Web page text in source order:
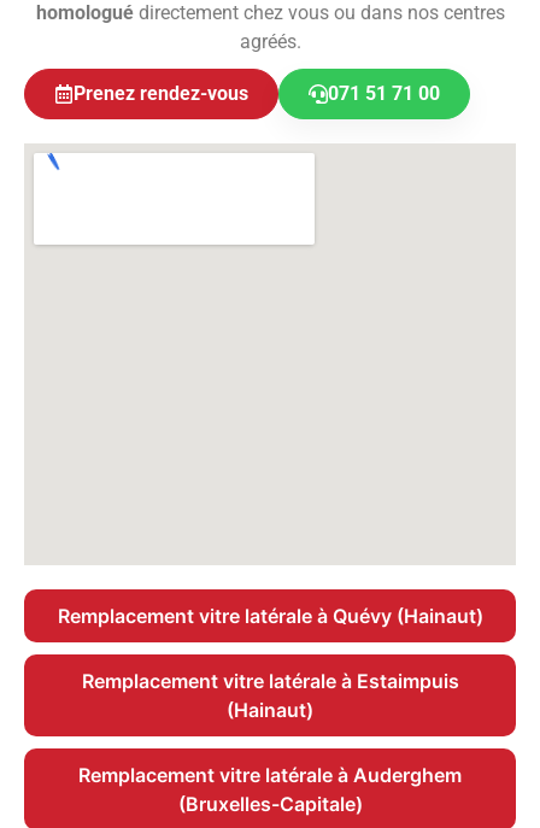
homologuédirectement chez vous ou dans nos centres
agréés.
Prenez rendez-vous 071 51 71 00
Remplacement vitre latérale à Quévy (Hainaut)
Remplacement vitre latérale à Estaimpuis
(Hainaut)
Remplacement vitre latérale à Auderghem
(Bruxelles-Capitale)